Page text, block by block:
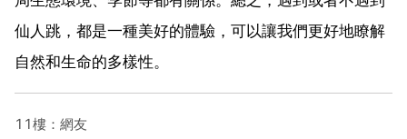
仙人跳，都是一種美好的體驗，可以讓我們更好地瞭解
自然和生命的多樣性。
11樓：網友